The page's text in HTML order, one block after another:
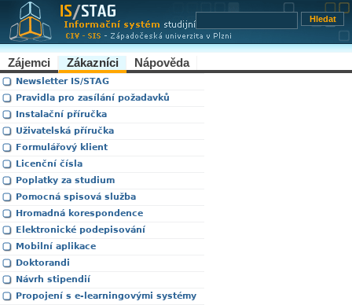
Zájemci Zákazníci Nápověda
Newsletter IS/STAG
Pravidla pro zasílání požadavků
Instalační příručka
Uživatelská příručka
Formulářový klient
Licenční čísla
Poplatky za studium
Pomocná spisová služba
Hromadná korespondence
Elektronické podepisování
Mobilní aplikace
Doktorandi
Návrh stipendií
Propojení s e-learningovými systémy